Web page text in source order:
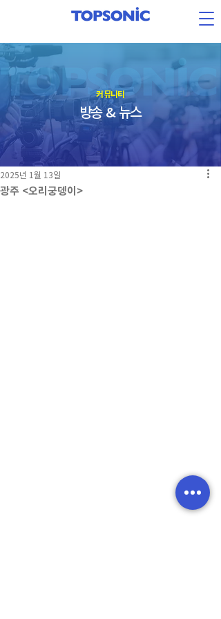
​커뮤니티
방송 & 뉴스
광주 <오리궁뎅이>
2025년 1월 13일